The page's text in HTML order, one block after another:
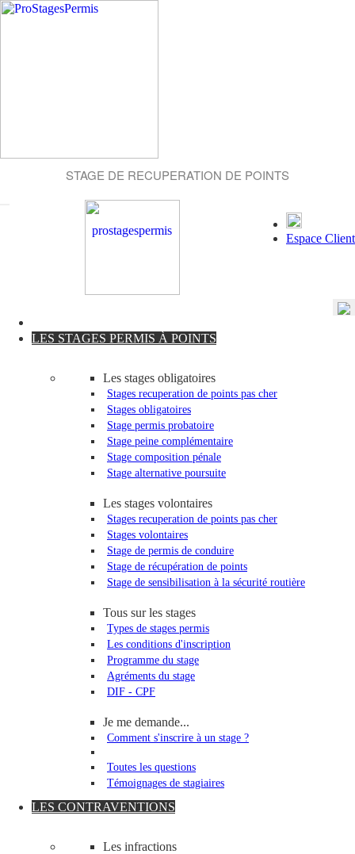
STAGE DE RECUPERATION DE POINTS
Espace Client
LES STAGES PERMIS À POINTS
Les stages obligatoires
Stages recuperation de points pas cher
Stages obligatoires
Stage permis probatoire
Stage peine complémentaire
Stage composition pénale
Stage alternative poursuite
Les stages volontaires
Stages recuperation de points pas cher
Stages volontaires
Stage de permis de conduire
Stage de récupération de points
Stage de sensibilisation à la sécurité routière
Tous sur les stages
Types de stages permis
Les conditions d'inscription
Programme du stage
Agréments du stage
DIF - CPF
Je me demande...
Comment s'inscrire à un stage ?
Toutes les questions
Témoignages de stagiaires
LES CONTRAVENTIONS
Les infractions